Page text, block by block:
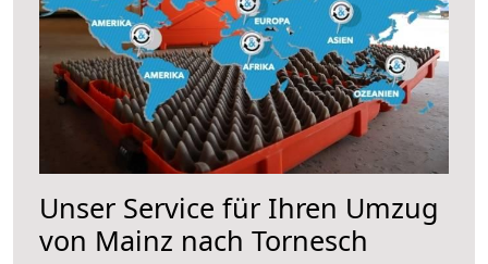
Unser Service für Ihren Umzug
von Mainz nach Tornesch